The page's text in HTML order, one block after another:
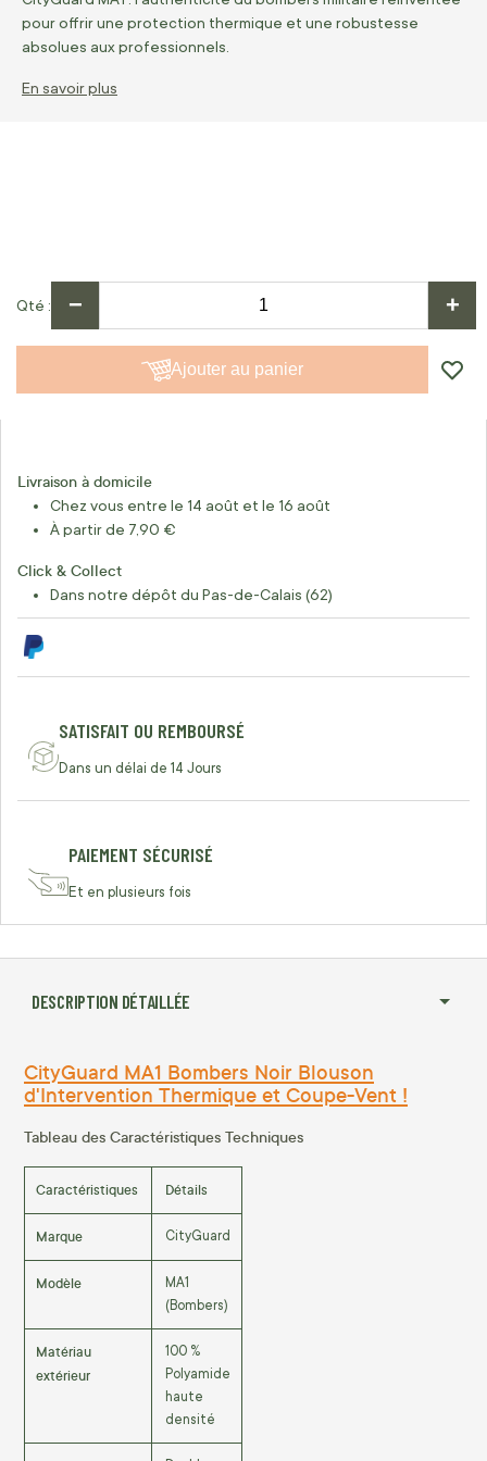
pour offrir une protection thermique et une robustesse
absolues aux professionnels.
En savoir plus
Qté − +
Ajouter au panier
Livraison à domicile
Chez vous entre le 14 août et le 16 août
À partir de 7,90 €
Click & Collect
Dans notre dépôt du Pas-de-Calais (62)
SATISFAIT OU REMBOURSÉ
Dans un délai de 14 Jours
PAIEMENT SÉCURISÉ
Et en plusieurs fois
DESCRIPTION DÉTAILLÉE
CityGuard MA1 Bombers Noir Blouson
d'Intervention Thermique et Coupe-Vent !
Tableau des Caractéristiques Techniques
Caractéristiques Détails
Marque CityGuard
Modèle
MA1
(Bombers)
Matériau
extérieur
100 %
Polyamide
haute
densité